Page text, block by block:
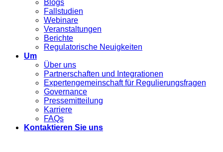
Blogs
Fallstudien
Webinare
Veranstaltungen
Berichte
Regulatorische Neuigkeiten
Um
Über uns
Partnerschaften und Integrationen
Expertengemeinschaft für Regulierungsfragen
Governance
Pressemitteilung
Karriere
FAQs
Kontaktieren Sie uns